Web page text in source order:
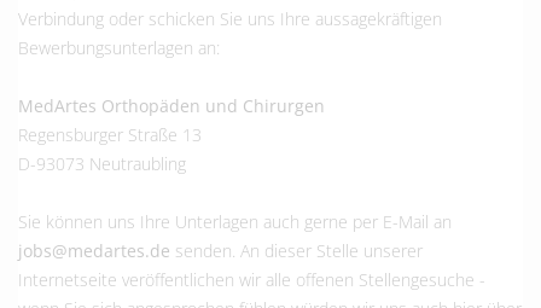
Verbindung oder schicken Sie uns Ihre aussagekräftigen
Bewerbungsunterlagen an:
MedArtes Orthopäden und Chirurgen
Regensburger Straße 13
D-93073 Neutraubling
Sie können uns Ihre Unterlagen auch gerne per E-Mail an
jobs@medartes.de senden. An dieser Stelle unserer
Internetseite veröffentlichen wir alle offenen Stellengesuche -